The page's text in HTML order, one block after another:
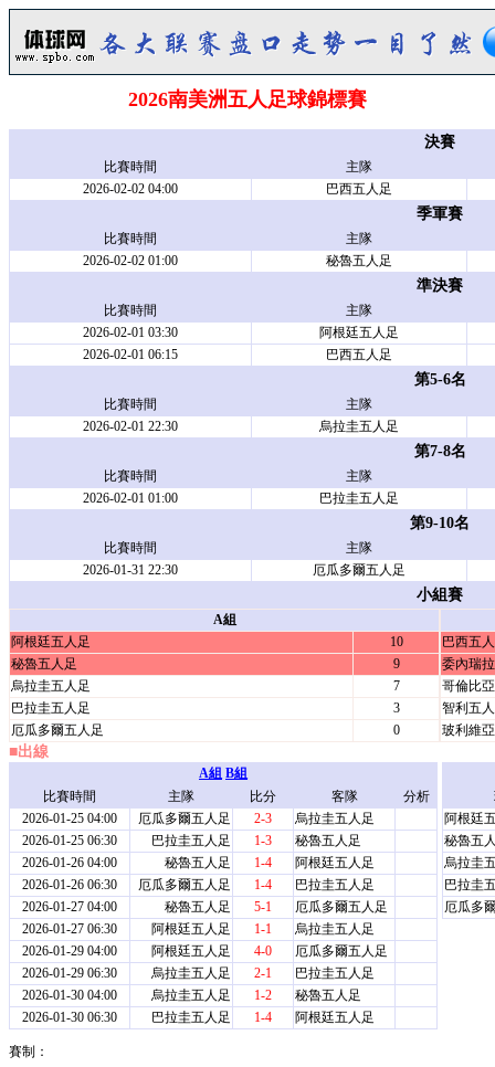
2026南美洲五人足球錦標賽
決賽
比賽時間
主隊
2026-02-02 04:00
巴西五人足
季軍賽
比賽時間
主隊
2026-02-02 01:00
秘魯五人足
準決賽
比賽時間
主隊
2026-02-01 03:30
阿根廷五人足
2026-02-01 06:15
巴西五人足
第5-6名
比賽時間
主隊
2026-02-01 22:30
烏拉圭五人足
第7-8名
比賽時間
主隊
2026-02-01 01:00
巴拉圭五人足
第9-10名
比賽時間
主隊
2026-01-31 22:30
厄瓜多爾五人足
小組賽
A組
阿根廷五人足
10
秘魯五人足
9
烏拉圭五人足
7
巴拉圭五人足
3
厄瓜多爾五人足
0
巴西五
委內瑞
哥倫比
智利五
玻利維
■出線
A組 B組
比賽時間
主隊 比分 客隊
分析
2026-01-25 04:00
厄瓜多爾五人足 2-3
烏拉圭五人足
2026-01-25 06:30
巴拉圭五人足 1-3
秘魯五人足
2026-01-26 04:00
秘魯五人足 1-4
阿根廷五人足
2026-01-26 06:30
厄瓜多爾五人足 1-4
巴拉圭五人足
2026-01-27 04:00
秘魯五人足 5-1
厄瓜多爾五人足
2026-01-27 06:30
阿根廷五人足 1-1
烏拉圭五人足
2026-01-29 04:00
阿根廷五人足 4-0
厄瓜多爾五人足
2026-01-29 06:30
烏拉圭五人足 2-1
巴拉圭五人足
2026-01-30 04:00
烏拉圭五人足 1-2
秘魯五人足
2026-01-30 06:30
巴拉圭五人足 1-4 阿根廷五人足
阿根廷
秘魯五
烏拉圭
巴拉圭
厄瓜多
賽制：